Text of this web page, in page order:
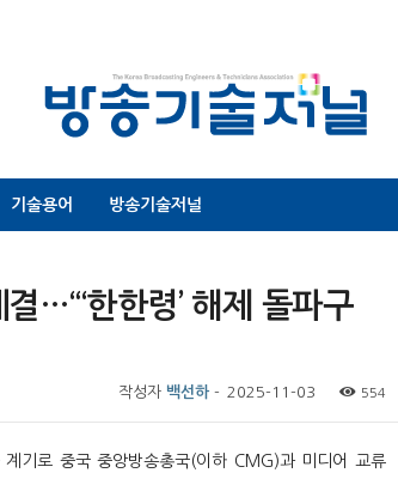
기술용어 방송기술저널
…“‘한한령’ 해제 돌파구
작성자 백선하- 2025-11-03 554
기로 중국 중앙방송총국(이하 CMG)과 미디어 교류